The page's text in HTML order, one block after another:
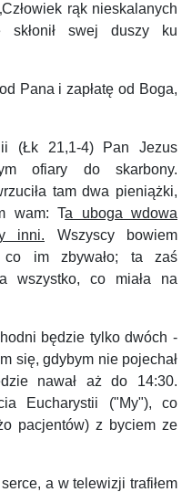
rąk nieskalanych
swej duszy ku
Pana i zapłatę od Boga,
21,1-4) Pan Jezus
ofiary do skarbony.
tam dwa pieniążki,
wam: Ta uboga wdowa
inni. Wszyscy bowiem
im zbywało; ta zaś
wszystko, co miała na
będzie tylko dwóch -
się, gdybym nie pojechał
nawał aż do 14:30.
Eucharystii ("My"), co
pacjentów) z byciem ze
a w telewizji trafiłem